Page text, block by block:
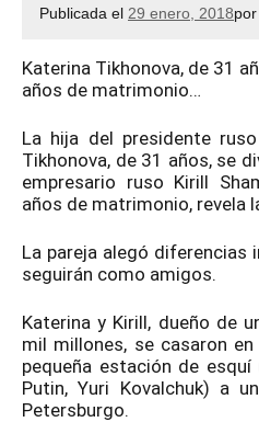
Publicada el 29 enero, 2018por
Katerina Tikhonova, de 31
años de matrimonio…
La hija del presidente
Tikhonova, de 31 años, se
empresario ruso Kirill
años de matrimonio, revela
La pareja alegó diferencias
seguirán como amigos.
Katerina y Kirill, dueño de
mil millones, se casaron
pequeña estación de
Putin, Yuri Kovalchuk) a
Petersburgo.